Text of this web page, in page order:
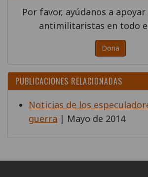
Por favor, ayúdanos a apoyar
antimilitaristas en todo
Dona
PUBLICACIONES RELACIONADAS
Noticias de los
guerra | Mayo de 2014